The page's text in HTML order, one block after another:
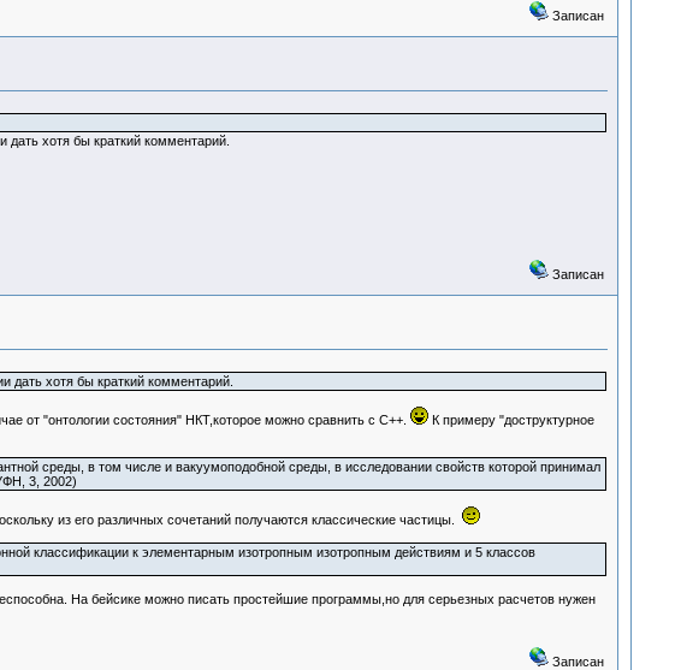
Записан
хотя бы краткий комментарий.
Записан
дать хотя бы краткий комментарий.
от "онтологии состояния" НКТ,которое можно сравнить с С++.
К примеру "доструктурное
среды, в том числе и вакуумоподобной среды, в исследовании свойств которой принимал
3, 2002)
из его различных сочетаний получаются классические частицы.
классификации к элементарным изотропным изотропным действиям и 5 классов
На бейсике можно писать простейшие программы,но для серьезных расчетов нужен
Записан